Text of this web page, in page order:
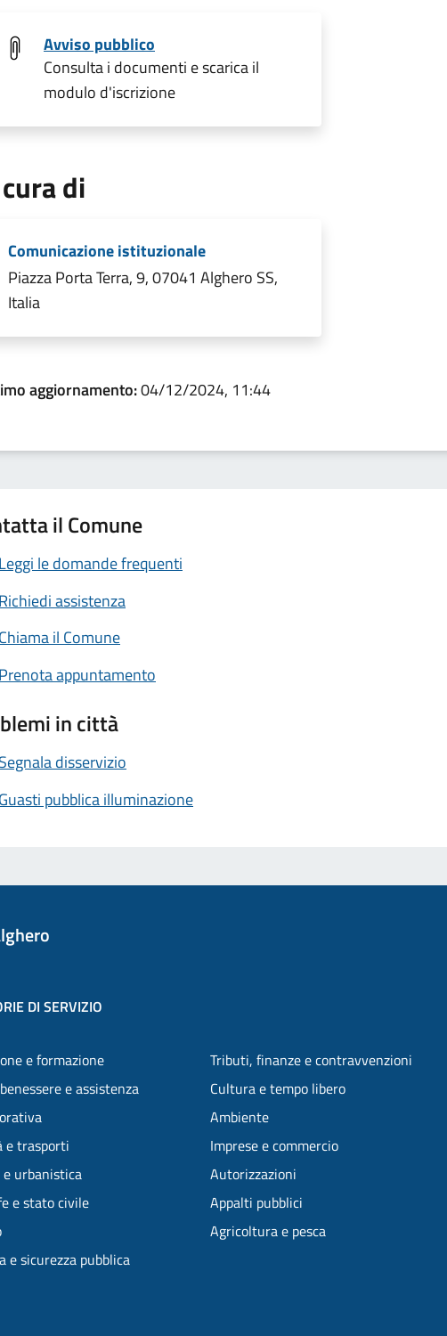
Avviso pubblico
Consulta i documenti e scarica il
modulo d'iscrizione
di
Comunicazione istituzionale
Piazza Porta Terra, 9, 07041 Alghero SS,
Italia
aggiornamento:04/12/2024, 11:44
il Comune
le domande frequenti
assistenza
il Comune
appuntamento
in città
disservizio
pubblica illuminazione
DI SERVIZIO
e formazione
e assistenza
e trasporti
urbanistica
e stato civile
e sicurezza pubblica
Tributi, finanze e contravvenzioni
Cultura e tempo libero
Ambiente
Imprese e commercio
Autorizzazioni
Appalti pubblici
Agricoltura e pesca